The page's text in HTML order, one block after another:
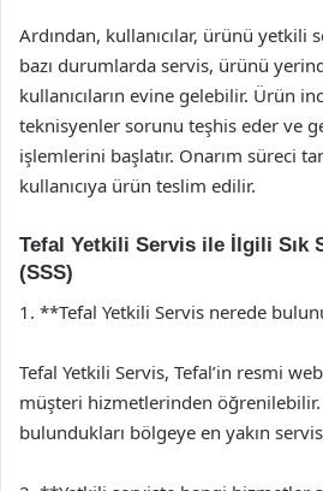
Ardından, kullanıcılar, ürünü yetkili
bazı durumlarda servis, ürünü
kullanıcıların evine gelebilir. Ürün
teknisyenler sorunu teşhis eder ve
işlemlerini başlatır. Onarım süreci
kullanıcıya ürün teslim edilir.
Tefal Yetkili Servis ile İlgili Sık
(SSS)
1. **Tefal Yetkili Servis nerede
Tefal Yetkili Servis, Tefal’in resmi
müşteri hizmetlerinden öğrenilebilir.
bulundukları bölgeye en yakın